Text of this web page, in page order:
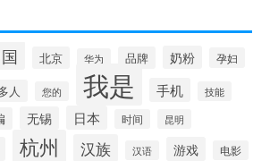
北京 华为 品牌 奶粉 孕妇
人 您的 我是 手机 技能
无锡 日本 时间 昆明
杭州 汉族 汉语 游戏 电影